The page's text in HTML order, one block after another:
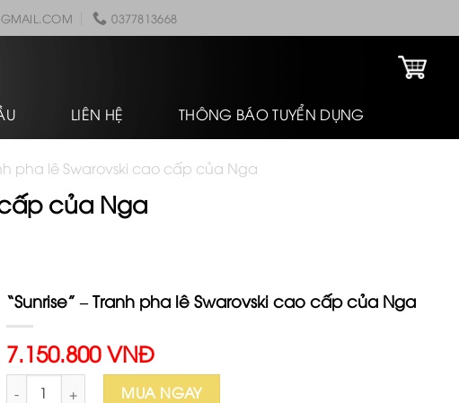
0377813668
LIÊN HỆ THÔNG BÁO TUYỂN DỤNG
pha lê Swarovski cao cấp của Nga
cấp của Nga
“Sunrise” – Tranh pha lê Swarovski cao cấp của Nga
7.150.800 VNĐ
"Sunrise" - Tranh pha lê Swarovski cao cấp của Nga số lượng
MUA NGAY